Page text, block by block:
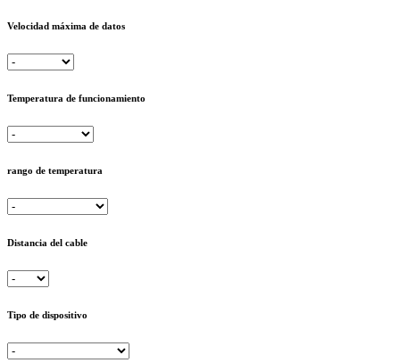
Velocidad máxima de datos
Temperatura de funcionamiento
rango de temperatura
Distancia del cable
Tipo de dispositivo